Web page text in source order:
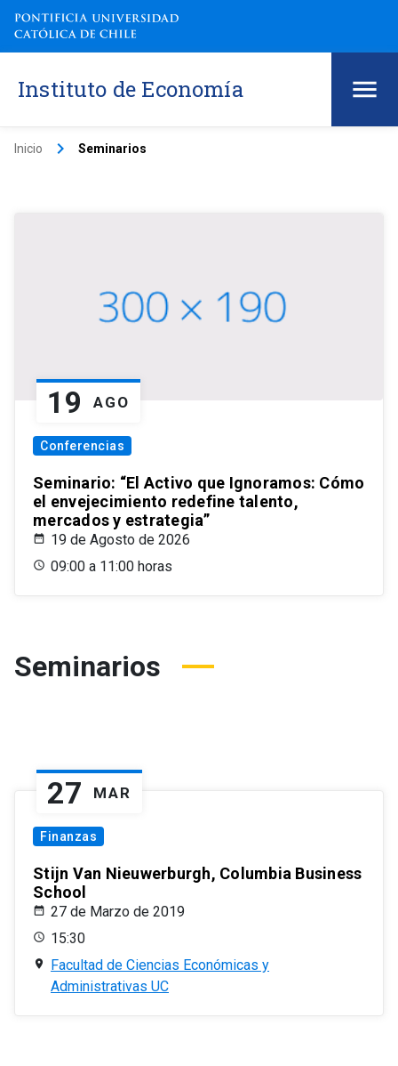
Instituto de Economía
Inicio keyboard_arrow_right Seminarios
19 AGO
Conferencias
Seminario: “El Activo que Ignoramos: Cómo
el envejecimiento redefine talento,
mercados y estrategia”
19 de Agosto de 2026
09:00 a 11:00 horas
Seminarios
27 MAR
Finanzas
Stijn Van Nieuwerburgh, Columbia Business
School
27 de Marzo de 2019
15:30
Facultad de Ciencias Económicas y
Administrativas UC